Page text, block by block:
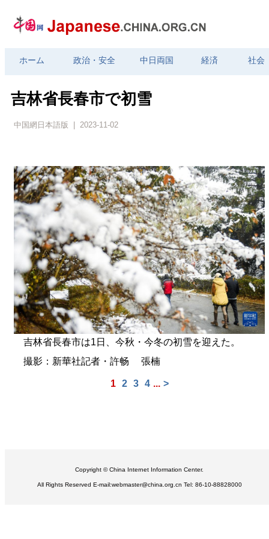
ホーム 政治・安全 中日両国 経済 社会
吉林省長春市で初雪
中国網日本語版 | 2023-11-02
吉林省長春市は1日、今秋・今冬の初雪を迎えた。
撮影：新華社記者・許畅 張楠
1 2 3 4 ... >
Copyright © China Internet Information Center.
All Rights Reserved E-mail:webmaster@china.org.cn Tel: 86-10-88828000